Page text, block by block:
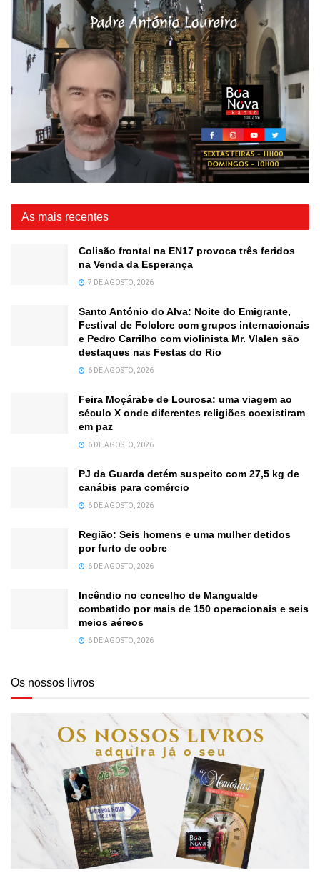
As mais recentes
Colisão frontal na EN17 provoca três feridos
na Venda da Esperança
7 DE AGOSTO, 2026
Santo António do Alva: Noite do Emigrante,
Festival de Folclore com grupos internacionais
e Pedro Carrilho com violinista Mr. Vlalen são
destaques nas Festas do Rio
6 DE AGOSTO, 2026
Feira Moçárabe de Lourosa: uma viagem ao
século X onde diferentes religiões coexistiram
em paz
6 DE AGOSTO, 2026
PJ da Guarda detém suspeito com 27,5 kg de
canábis para comércio
6 DE AGOSTO, 2026
Região: Seis homens e uma mulher detidos
por furto de cobre
6 DE AGOSTO, 2026
Incêndio no concelho de Mangualde
combatido por mais de 150 operacionais e seis
meios aéreos
6 DE AGOSTO, 2026
Os nossos livros